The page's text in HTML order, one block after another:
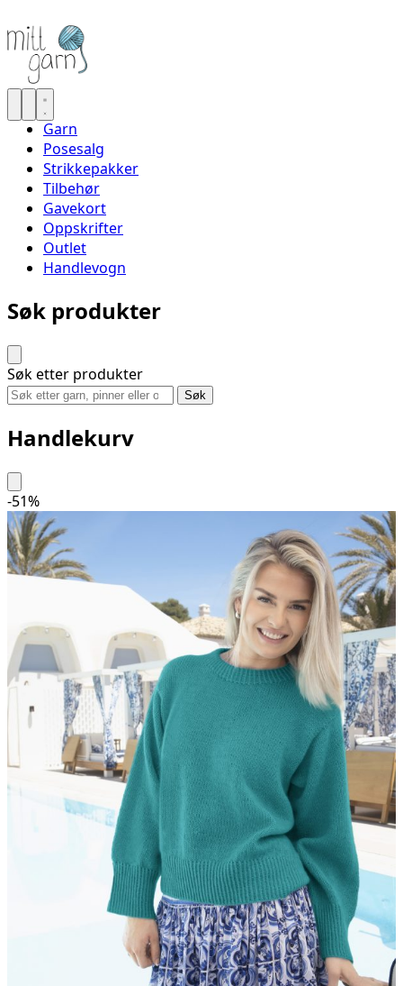
Garn
Posesalg
Strikkepakker
Tilbehør
Gavekort
Oppskrifter
Outlet
Handlevogn
Søk produkter
Søk etter produkter
Søk
Handlekurv
-51%